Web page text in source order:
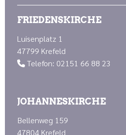
FRIEDENSKIRCHE
Luisenplatz 1
47799 Krefeld
 Telefon: 02151 66 88 23
JOHANNESKIRCHE
Bellenweg 159
47804 Krefeld